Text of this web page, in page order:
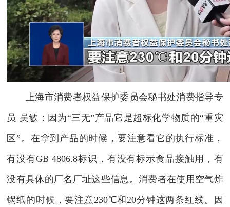
上海市消费者权益保护委员会秘书处消费指导专
员 吴敏：因为“三无”产品它是超标化学物质的“重灾
区”。在拿到产品的时候，要注意看它的执行标准，
有没有GB 4806.8标识，有没有标示食品接触用，有
没有具体的厂名厂址这些信息。消费者在使用空气炸
锅纸的时候，要注意230℃和20分钟这两条红线。因